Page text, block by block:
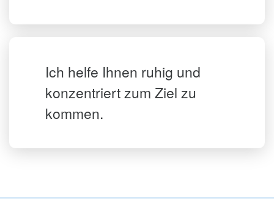
Ich helfe Ihnen ruhig und
konzentriert zum Ziel zu
kommen.